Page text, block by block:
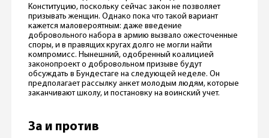
Конституцию, поскольку сейчас закон не позволяет
призывать женщин. Однако пока что такой вариант
кажется маловероятным: даже введение
добровольного набора в армию вызвало ожесточенные
споры, и в правящих кругах долго не могли найти
компромисс. Нынешний, одобренный коалицией
законопроект о добровольном призыве будут
обсуждать в Бундестаге на следующей неделе. Он
предполагает рассылку анкет молодым людям, которые
заканчивают школу, и постановку на воинский учет.
За и против